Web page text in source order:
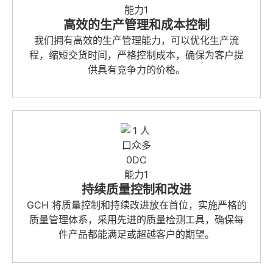
高效的生产管理和成本控制
我们拥有高效的生产管理能力，可以优化生产流
程，缩短交货时间，严格控制成本，确保为客户提
供具有竞争力的价格。
持续质量控制和改进
GCH 将质量控制和持续改进放在首位，实施严格的
质量管理体系，采用先进的质量检测工具，确保每
件产品都能满足或超越客户的期望。